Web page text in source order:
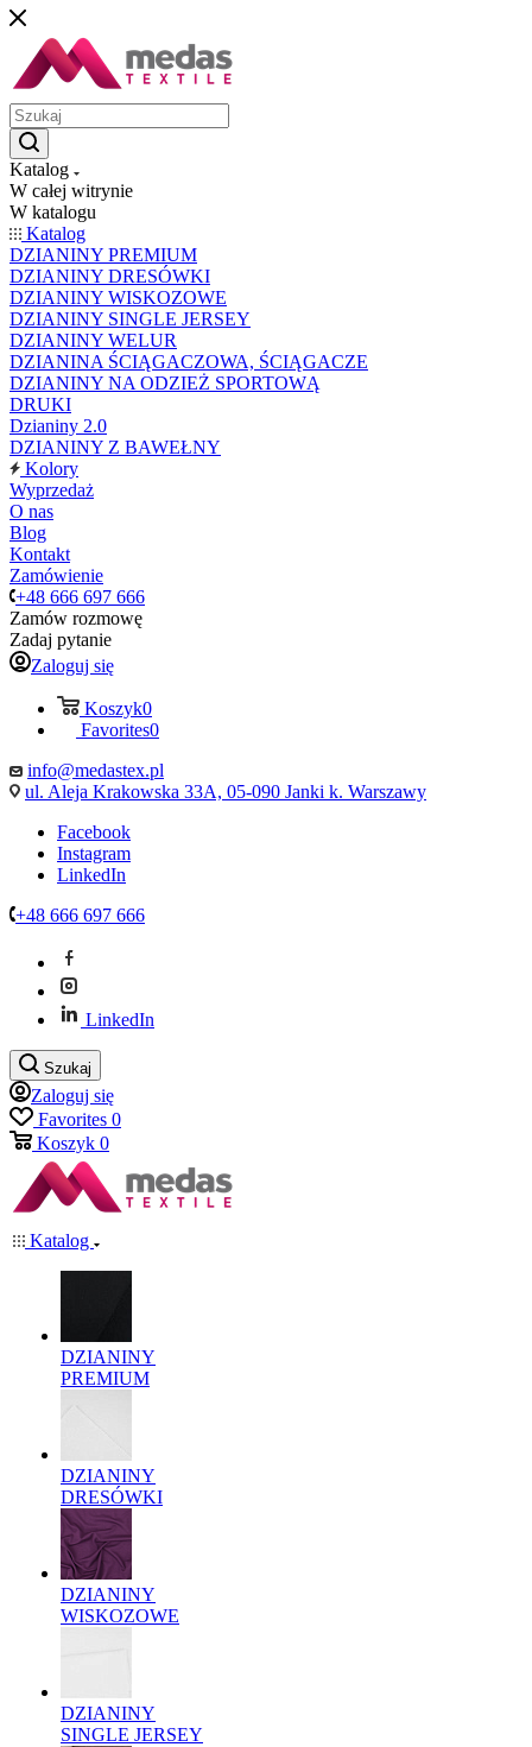
Katalog
W całej witrynie
W katalogu
Katalog
DZIANINY PREMIUM
DZIANINY DRESÓWKI
DZIANINY WISKOZOWE
DZIANINY SINGLE JERSEY
DZIANINY WELUR
DZIANINA ŚCIĄGACZOWA, ŚCIĄGACZE
DZIANINY NA ODZIEŻ SPORTOWĄ
DRUKI
Dzianiny 2.0
DZIANINY Z BAWEŁNY
Kolory
Wyprzedaż
O nas
Blog
Kontakt
Zamówienie
+48 666 697 666
Zamów rozmowę
Zadaj pytanie
Zaloguj się
Koszyk0
Favorites0
info@medastex.pl
ul. Aleja Krakowska 33A, 05-090 Janki k. Warszawy
Facebook
Instagram
LinkedIn
+48 666 697 666
LinkedIn
Szukaj
Zaloguj się
Favorites 0
Koszyk 0
Katalog
DZIANINY
PREMIUM
DZIANINY
DRESÓWKI
DZIANINY
WISKOZOWE
DZIANINY
SINGLE JERSEY